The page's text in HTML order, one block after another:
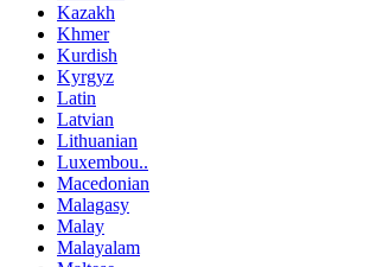
Kazakh
Khmer
Kurdish
Kyrgyz
Latin
Latvian
Lithuanian
Luxembou..
Macedonian
Malagasy
Malay
Malayalam